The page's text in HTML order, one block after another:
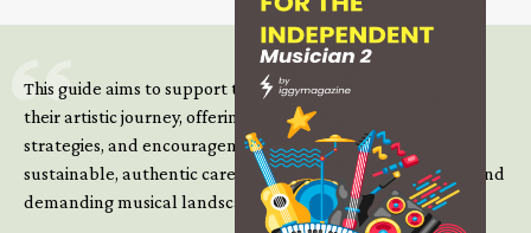
This guide aims to support those climbing the next steps of
their artistic journey, offering practical insight, updated
strategies, and encouragement to continue building
sustainable, authentic careers in an increasingly complex and
demanding musical landscape.